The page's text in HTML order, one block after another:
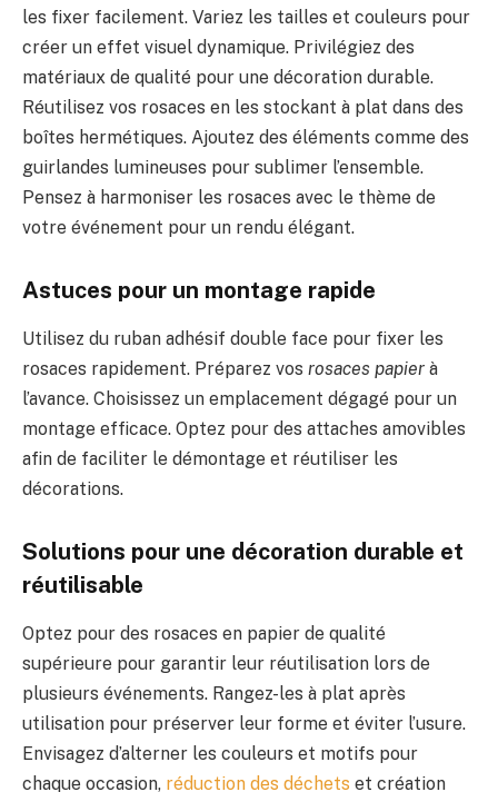
les fixer facilement. Variez les tailles et couleurs pour
créer un effet visuel dynamique. Privilégiez des
matériaux de qualité pour une décoration durable.
Réutilisez vos rosaces en les stockant à plat dans des
boîtes hermétiques. Ajoutez des éléments comme des
guirlandes lumineuses pour sublimer l’ensemble.
Pensez à harmoniser les rosaces avec le thème de
votre événement pour un rendu élégant.
Astuces pour un montage rapide
Utilisez du ruban adhésif double face pour fixer les
rosaces rapidement. Préparez vos rosaces papier à
l’avance. Choisissez un emplacement dégagé pour un
montage efficace. Optez pour des attaches amovibles
afin de faciliter le démontage et réutiliser les
décorations.
Solutions pour une décoration durable et
réutilisable
Optez pour des rosaces en papier de qualité
supérieure pour garantir leur réutilisation lors de
plusieurs événements. Rangez-les à plat après
utilisation pour préserver leur forme et éviter l’usure.
Envisagez d’alterner les couleurs et motifs pour
chaque occasion, réduction des déchets et création